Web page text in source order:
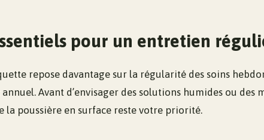
pour un entretien
repose davantage sur la régularité des soins
Avant d’envisager des solutions humides ou des
la poussière en surface reste votre priorité.